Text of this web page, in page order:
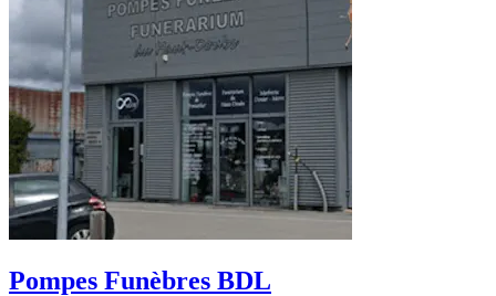
Pompes Funèbres BDL